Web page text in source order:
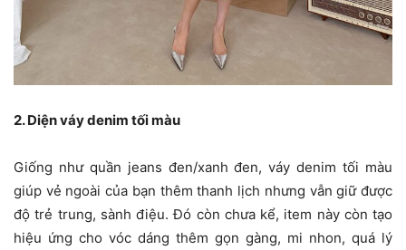
2. Diện váy denim tối màu
Giống như quần jeans đen/xanh đen, váy denim tối màu
giúp vẻ ngoài của bạn thêm thanh lịch nhưng vẫn giữ được
độ trẻ trung, sành điệu. Đó còn chưa kể, item này còn tạo
hiệu ứng cho vóc dáng thêm gọn gàng, mi nhon, quá lý